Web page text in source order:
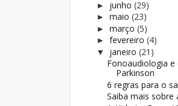
► junho (29)
► maio (23)
► março (5)
► fevereiro (4)
▼ janeiro (21)
Fonoaudiologia
Parkinson
6 regras para o
Saiba mais sobre